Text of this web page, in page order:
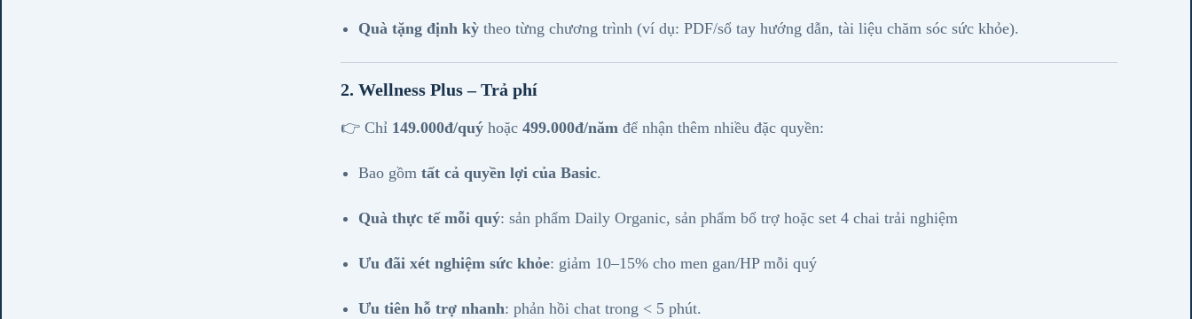
Quà tặng định kỳ theo từng chương trình (ví dụ: PDF/sổ tay hướng dẫn, tài liệu chăm sóc sức khỏe).
2. Wellness Plus –Trả phí
👉 Chỉ 149.000đ/quý hoặc 499.000đ/năm để nhận thêm nhiều đặc quyền:
Bao gồm tất cả quyền lợi của Basic.
Quà thực tế mỗi quý: sản phẩm Daily Organic, sản phẩm bổ trợ hoặc set 4 chai trải nghiệm
Ưu đãi xét nghiệm sức khỏe: giảm 10–15% cho men gan/HP mỗi quý
Ưu tiên hỗ trợ nhanh: phản hồi chat trong < 5 phút.